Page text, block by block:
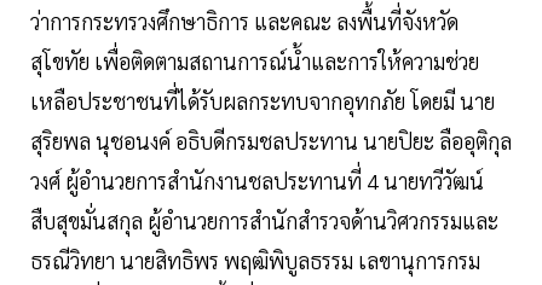
ว่าการกระทรวงศึกษาธิการ และคณะ ลงพื้นที่จังหวัด
สุโขทัย เพื่อติดตามสถานการณ์น้ำและการให้ความช่วย
เหลือประชาชนที่ได้รับผลกระทบจากอุทกภัย โดยมี นาย
สุริยพล นุชอนงค์ อธิบดีกรมชลประทาน นายปิยะ ลืออุติกุล
วงศ์ ผู้อำนวยการสำนักงานชลประทานที่ 4 นายทวีวัฒน์
สืบสุขมั่นสกุล ผู้อำนวยการสำนักสำรวจด้านวิศวกรรมและ
ธรณีวิทยา นายสิทธิพร พฤฒิพิบูลธรรม เลขานุการกรม